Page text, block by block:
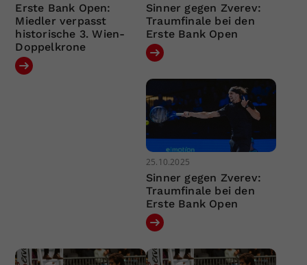
Erste Bank Open:
Miedler verpasst
historische 3. Wien-
Doppelkrone
Sinner gegen Zverev:
Traumfinale bei den
Erste Bank Open
25.10.2025
Sinner gegen Zverev:
Traumfinale bei den
Erste Bank Open